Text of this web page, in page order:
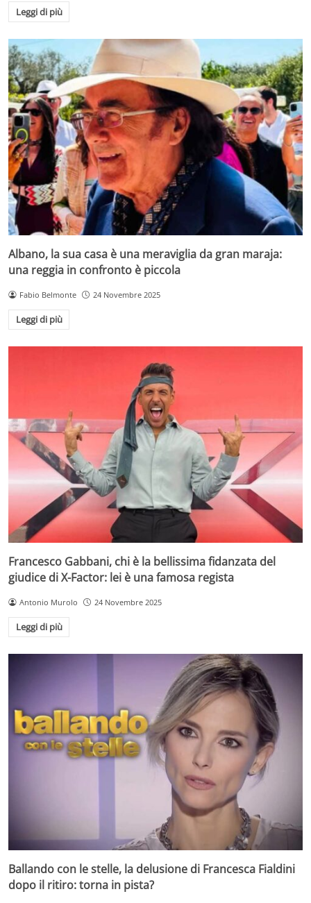
Leggi di più
Albano, la sua casa è una meraviglia da gran maraja:
una reggia in confronto è piccola
Fabio Belmonte 24 Novembre 2025
Leggi di più
Francesco Gabbani, chi è la bellissima fidanzata del
giudice di X-Factor: lei è una famosa regista
Antonio Murolo 24 Novembre 2025
Leggi di più
Ballando con le stelle, la delusione di Francesca Fialdini
dopo il ritiro: torna in pista?